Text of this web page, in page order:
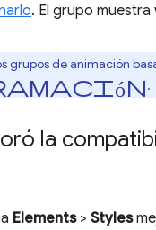
. El grupo muestra
grupos de animación
.
la
Elements> Styles